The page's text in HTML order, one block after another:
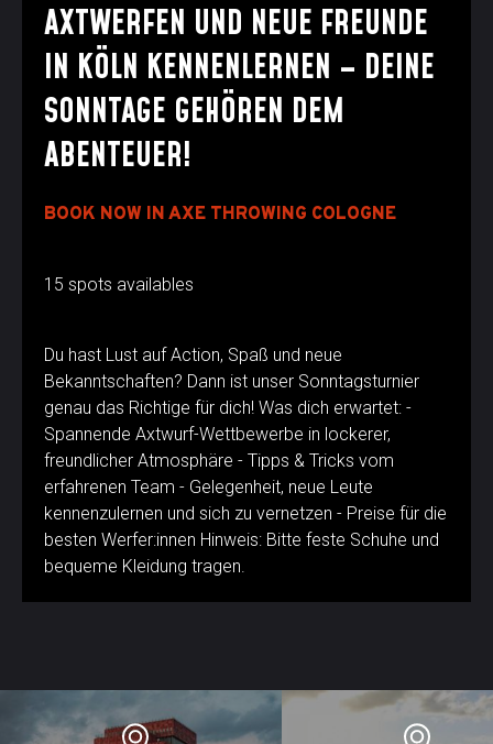
AXTWERFEN UND NEUE FREUNDE
IN KÖLN KENNENLERNEN – DEINE
SONNTAGE GEHÖREN DEM
ABENTEUER!
BOOK NOW IN AXE THROWING COLOGNE
15 spots availables
Du hast Lust auf Action, Spaß und neue
Bekanntschaften? Dann ist unser Sonntagsturnier
genau das Richtige für dich! Was dich erwartet: -
Spannende Axtwurf-Wettbewerbe in lockerer,
freundlicher Atmosphäre - Tipps & Tricks vom
erfahrenen Team - Gelegenheit, neue Leute
kennenzulernen und sich zu vernetzen - Preise für die
besten Werfer:innen Hinweis: Bitte feste Schuhe und
bequeme Kleidung tragen.